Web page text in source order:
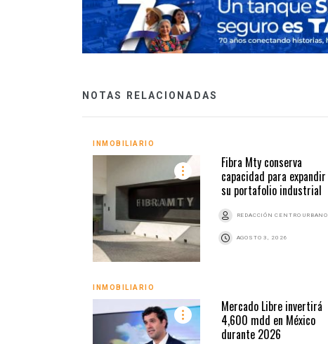
NOTAS RELACIONADAS
INMOBILIARIO
Fibra Mty conserva
capacidad para expandir
su portafolio industrial
REDACCIÓN CENTRO URBANO
AGOSTO 3, 2026
INMOBILIARIO
Mercado Libre invertirá
4,600 mdd en México
durante 2026